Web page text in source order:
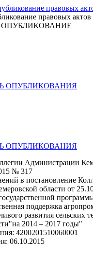
правовых актов
ОПУБЛИКОВАНИЯ
ОПУБЛИКОВАНИЯ
Администрации
№ 317
в постановление
области от
поддержка
развития сельских
2014 – 2017 годы"
4200201510060001
06.10.2015